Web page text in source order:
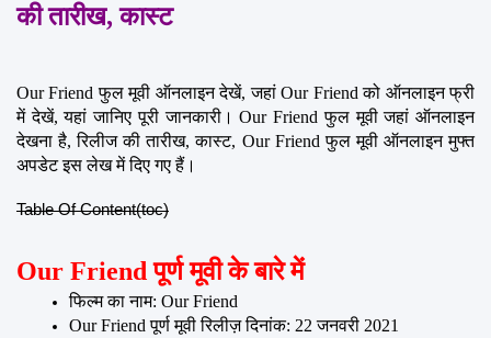
की तारीख, कास्ट
Our Friend फुल मूवी ऑनलाइन देखें, जहां Our Friend को ऑनलाइन फ्री
में देखें, यहां जानिए पूरी जानकारी। Our Friend फुल मूवी जहां ऑनलाइन
देखना है, रिलीज की तारीख, कास्ट, Our Friend फुल मूवी ऑनलाइन मुफ्त
अपडेट इस लेख में दिए गए हैं।
Table Of Content(toc)
Our Friend पूर्ण मूवी के बारे में
फिल्म का नाम: Our Friend
Our Friend पूर्ण मूवी रिलीज़ दिनांक: 22 जनवरी 2021